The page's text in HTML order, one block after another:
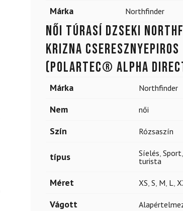
Márka Northfinder
Női túrasí dzseki
Krizna Cseresznyepiros
(Polartec® Alpha
Márka Northfinder
Nem női
Szín Rózsaszín
típus Síelés, Sport,
turista
Méret XS, S, M, L,
Vágott